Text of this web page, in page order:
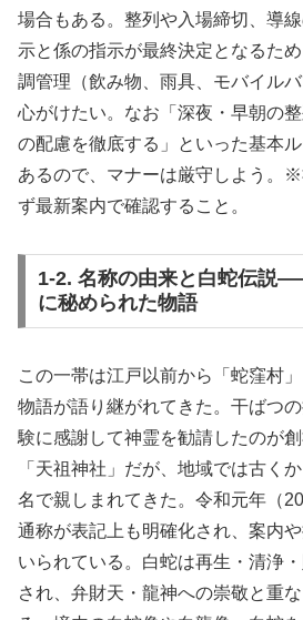
場合もある。整列や入場締切、導
示と係の指示が最終決定となるた
調管理（飲み物、雨具、モバイル
心がけたい。なお「深夜・早朝の
の配慮を徹底する」といった基本
あるので、マナーは厳守しよう。※
ず最新案内で確認すること。
1-2. 名称の由来と白蛇伝説
に秘められた物語
この一帯は江戸以前から「蛇窪村
物語が語り継がれてきた。干ばつ
験に感謝して神霊を勧請したのが
「天祖神社」だが、地域では古く
名で親しまれてきた。令和元年（
通称が表記上も明確化され、案内
いられている。白蛇は再生・清浄
され、弁財天・龍神への崇敬と重